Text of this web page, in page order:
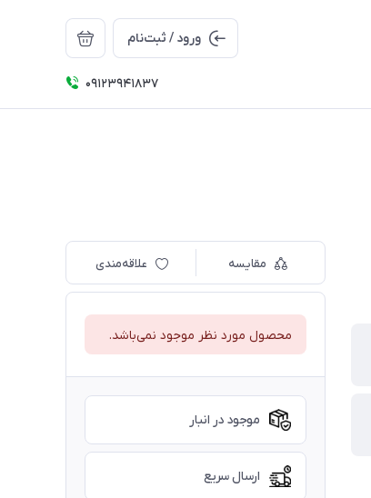
ورود / ثبت‌نام
09123941837
مقایسه علاقه‌مندی
محصول مورد نظر موجود نمی‌باشد.
موجود در انبار
ارسال سریع